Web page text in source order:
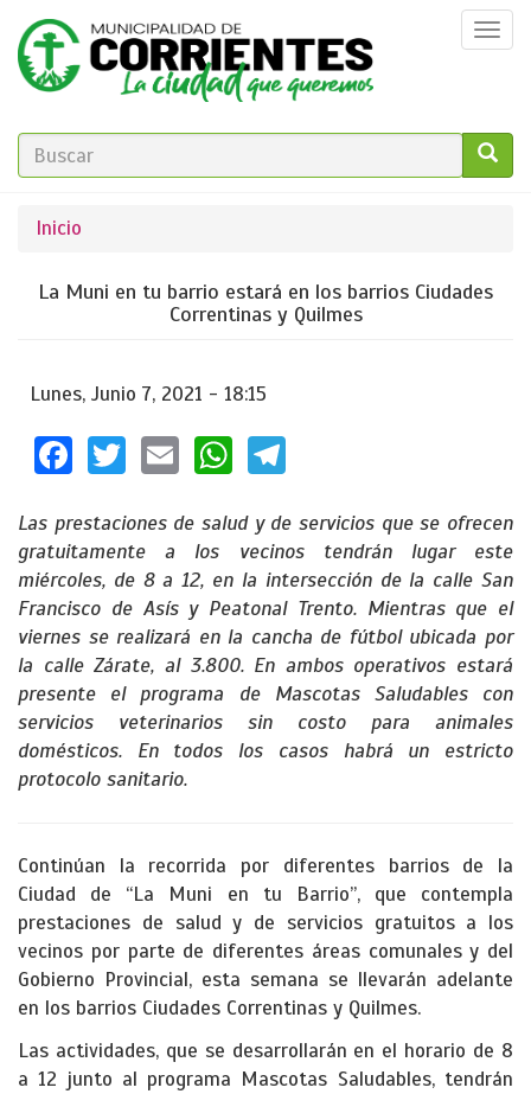
Pasar
contenido
principal
FORMULARIO
BÚSQUEDA
Se
encuentra
Inicio
La Muni en tu barrio estará en los barrios Ciudades
Correntinas y Quilmes
Lunes, Junio 7, 2021 - 18:15
Facebook
TwitterEmailWhatsApp
Las prestaciones de salud y de servicios que se ofrecen
gratuitamente a los vecinos tendrán lugar este
miércoles, de 8 a 12, en la intersección de la calle San
Francisco de Asís y Peatonal Trento. Mientras que el
viernes se realizará en la cancha de fútbol ubicada por
la calle Zárate, al 3.800. En ambos operativos estará
presente el programa de Mascotas Saludables con
servicios veterinarios sin costo para animales
domésticos. En todos los casos habrá un estricto
protocolo sanitario.
Continúan la recorrida por diferentes barrios de la
Ciudad de “La Muni en tu Barrio”, que contempla
prestaciones de salud y de servicios gratuitos a los
vecinos por parte de diferentes áreas comunales y del
Gobierno Provincial, esta semana se llevarán adelante
en los barrios Ciudades Correntinas y Quilmes.
Las actividades, que se desarrollarán en el horario de 8
a 12 junto al programa Mascotas Saludables, tendrán